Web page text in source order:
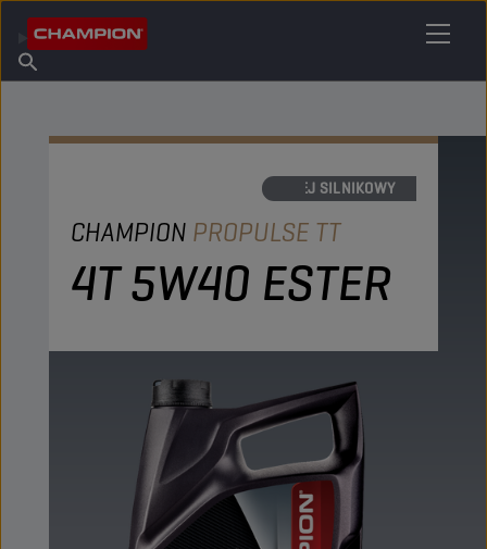
O firmie Champion
Znajdź punkt sprzedaży
OLEJ SILNIKOWY
CHAMPION PROPULSE TT
4T 5W40 ESTER